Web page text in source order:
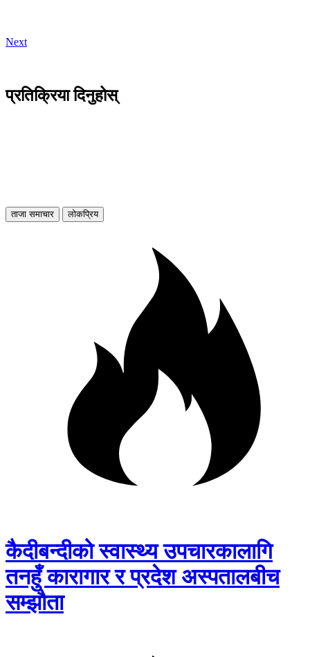
Next
प्रतिक्रिया दिनुहोस्
ताजा समाचार लोकप्रिय
कैदीबन्दीको स्वास्थ्य उपचारकालागि
तनहुँ कारागार र प्रदेश अस्पतालबीच
सम्झौता